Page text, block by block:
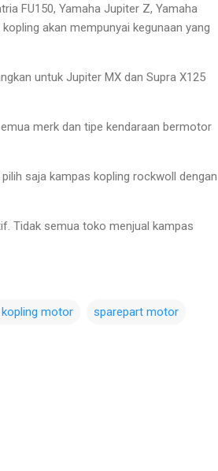
FU150, Yamaha Jupiter Z, Yamaha
akan mempunyai kegunaan yang
untuk Jupiter MX dan Supra X125
merk dan tipe kendaraan bermotor
saja kampas kopling rockwoll dengan
Tidak semua toko menjual kampas
motor sparepart motor